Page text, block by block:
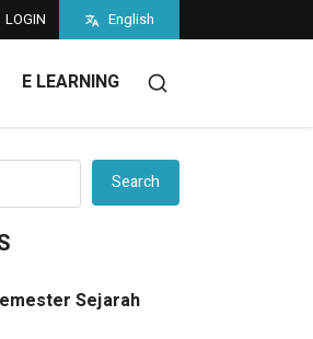
LOGIN English
E LEARNING
Search
Sejarah